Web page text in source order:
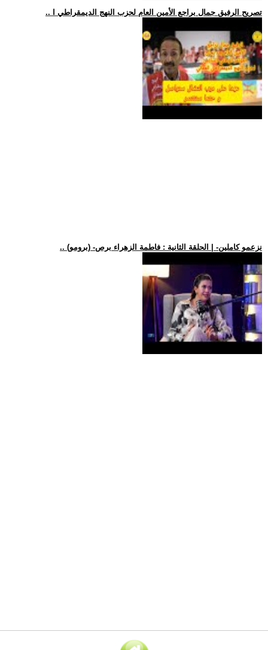
.. تصريح الرفيق جمال براجع الأمين العام لحزب النهج الديمقراطي ا
.. (برومو) -نزعمو كاملين- | الحلقة الثانية : فاطمة الزهراء برص